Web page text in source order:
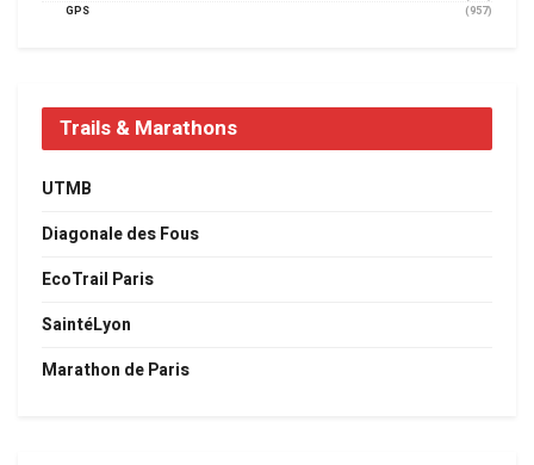
GPS
(957)
Trails & Marathons
UTMB
Diagonale des Fous
EcoTrail Paris
SaintéLyon
Marathon de Paris